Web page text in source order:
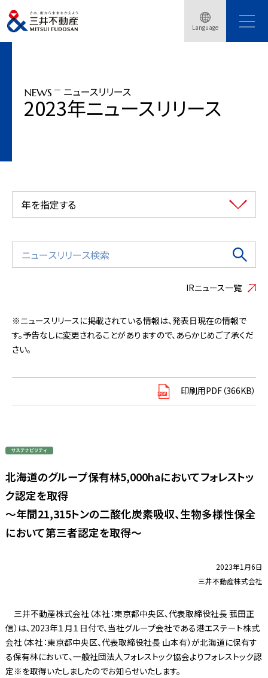
Language
トップページ ニュースリリース
北海道のグループ保有林5,000haにおいてフォレストック認定を取得
NEWS ニュースリリース
2023年ニュースリリース
年を指定する
IRニュース一覧
※ニュースリリースに掲載されている情報は、発表日現在の情報で
す。予告なしに変更されることがありますので、あらかじめご了承くだ
さい。
印刷用PDF（366KB）
北海道のグループ保有林5,000haにおいてフォレストッ
ク認定を取得
～年間21,315トンの二酸化炭素吸収、生物多様性保全
において第三者認定を取得～
2023年1月6日
三井不動産株式会社
三井不動産株式会社（本社：東京都中央区、代表取締役社長 菰田正
信）は、2023年１月１日付で、当社グループ会社である港エステート株式
会社（本社：東京都中央区、代表取締役社長 山本有）が北海道に保有す
る保有林において、一般社団法人フォレストック協会よりフォレストック認
定※を取得いたしましたのでお知らせいたします。